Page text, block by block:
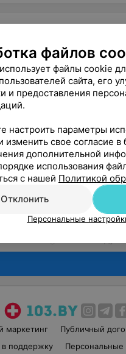
маркетинг Публичный
в поддержку Персональные
файлов
файлы cookie
сайта, его
и предоставления
настроить параметры
изменить свое согласие
дополнительной
использования
с нашей Политикой
Отклонить
Персональные